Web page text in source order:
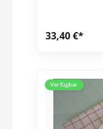
33,40 €*
Verfügbar